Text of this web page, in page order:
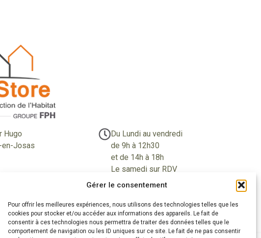
Gérer le consentement
Pour offrir les meilleures expériences, nous utilisons des technologies telles que les
cookies pour stocker et/ou accéder aux informations des appareils. Le fait de
consentir à ces technologies nous permettra de traiter des données telles que le
comportement de navigation ou les ID uniques sur ce site. Le fait de ne pas consentir
Hugo
en-Josas
58
Du Lundi au vendredi
de 9h à 12h30
et de 14h à 18h
Le samedi sur RDV
» Nos réalisations » Zones d'intervention » Actualités